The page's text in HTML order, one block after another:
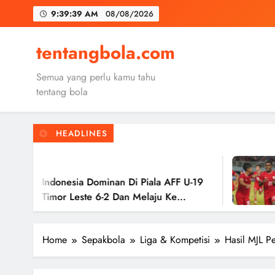
9:39:40 AM 08/08/2026
Malang
Malang
tentangbola.com
Semua yang perlu kamu tahu
tentang bola
HEADLINES
Di Piala AFF U-19
6-2 Dan Melaju Ke
2 Tahun Ago
Timnas
Hasil
Ke Semifinal
Home Sepakbola Liga & Kompetisi Hasil MJL